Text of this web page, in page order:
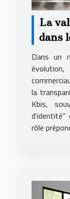
La
dans
Dans un
la
Kbis,
d'identité"
rôle